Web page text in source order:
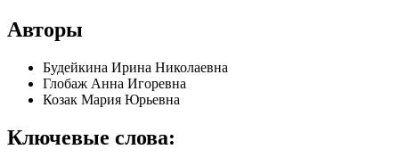
Авторы
Будейкина Ирина Николаевна
Глобаж Анна Игоревна
Козак Мария Юрьевна
Ключевые слова: